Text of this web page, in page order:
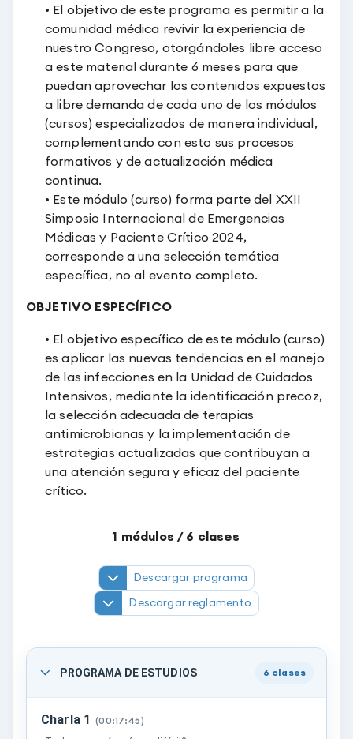
• El objetivo de este programa es permitir a la
comunidad médica revivir la experiencia de
nuestro Congreso, otorgándoles libre acceso
a este material durante 6 meses para que
puedan aprovechar los contenidos expuestos
a libre demanda de cada uno de los módulos
(cursos) especializados de manera individual,
complementando con esto sus procesos
formativos y de actualización médica
continua.
• Este módulo (curso) forma parte del XXII
Simposio Internacional de Emergencias
Médicas y Paciente Crítico 2024,
corresponde a una selección temática
específica, no al evento completo.
OBJETIVO ESPECÍFICO
• El objetivo específico de este módulo (curso)
es aplicar las nuevas tendencias en el manejo
de las infecciones en la Unidad de Cuidados
Intensivos, mediante la identificación precoz,
la selección adecuada de terapias
antimicrobianas y la implementación de
estrategias actualizadas que contribuyan a
una atención segura y eficaz del paciente
crítico.
1 módulos / 6 clases
Descargar programa
Descargar reglamento
PROGRAMA DE ESTUDIOS 6 clases
Charla 1 (00:17:45)